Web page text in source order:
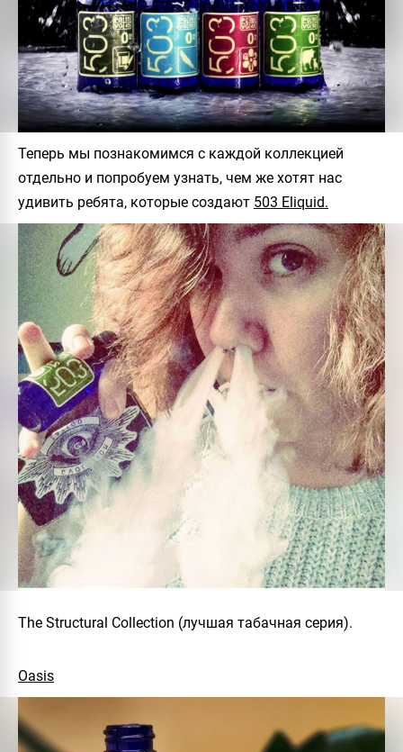
Теперь мы познакомимся с каждой коллекцией
отдельно и попробуем узнать, чем же хотят нас
удивить ребята, которые создают 503 Eliquid.
The Structural Collection (лучшая табачная серия).
Oasis